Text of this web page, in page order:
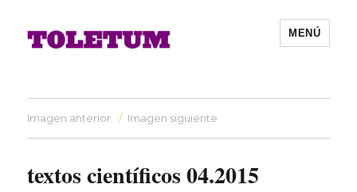
MENÚ
Imagen anterior Imagen siguiente
textos científicos 04.2015